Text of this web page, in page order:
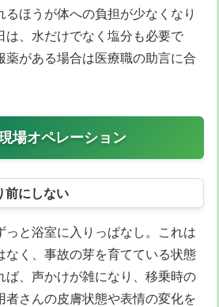
るほうが体への負担が少なくなり
は、水だけでなく塩分も必要で
薬がある場合は医療職の助言に合
場オペレーション
前にしない
っと浴室に入りっぱなし。これは
なく、事故の芽を育てている状態
ば、声かけが雑になり、移乗時の
者さんの皮膚状態や表情の変化を